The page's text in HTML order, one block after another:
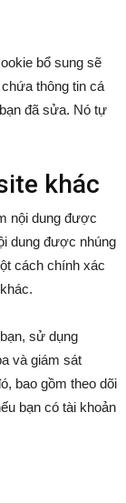
bổ sung sẽ
thông tin cá
đã sửa. Nó tự
khác
nội dung được
dung được nhúng
cách chính xác
sử dụng
và giám sát
bao gồm theo dõi
bạn có tài khoản